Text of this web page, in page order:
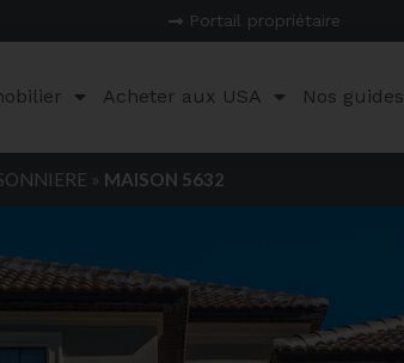
Portail propriétaire
Acheter aux USA Nos guides
» MAISON 5632